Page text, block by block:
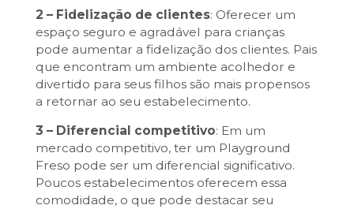
2 – Fidelização de clientes: Oferecer um
espaço seguro e agradável para crianças
pode aumentar a fidelização dos clientes. Pais
que encontram um ambiente acolhedor e
divertido para seus filhos são mais propensos
a retornar ao seu estabelecimento.
3 – Diferencial competitivo: Em um
mercado competitivo, ter um Playground
Freso pode ser um diferencial significativo.
Poucos estabelecimentos oferecem essa
comodidade, o que pode destacar seu